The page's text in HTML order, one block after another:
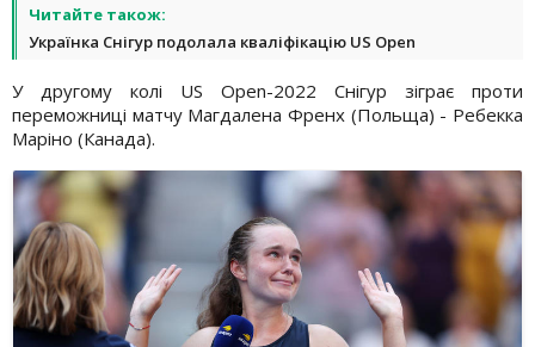
Читайте також:
Українка Снігур подолала кваліфікацію US Open
У другому колі US Open-2022 Снігур зіграє проти
переможниці матчу Магдалена Френх (Польща) - Ребекка
Маріно (Канада).